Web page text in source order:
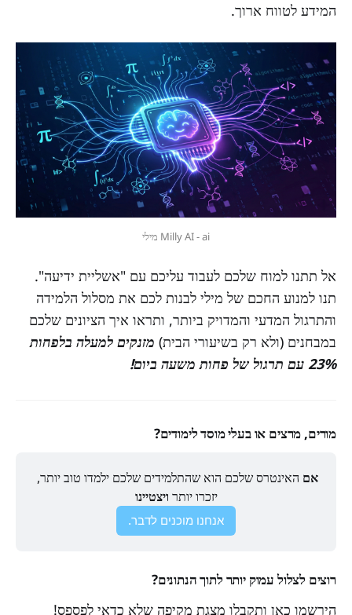
המידע לטווח ארוך.
Milly AI - ai מילי
אל תתנו למוח שלכם לעבוד עליכם עם "אשליית ידיעה".
תנו למנוע החכם של מילי לבנות לכם את מסלול הלמידה
והתרגול המדעי והמדויק ביותר, ותראו איך הציונים שלכם
במבחנים (ולא רק בשיעורי הבית) מזנקים למעלה בלפחות
23% עם תרגול של פחות משעה ביום!
מורים, מרצים או בעלי מוסד לימודים?
אם
יזכרו יותר ויצטיינו
אנחנו מוכנים לדבר.
רוצים לצלול עמוק יותר לתוך הנתונים?
הירשמו כאן ותקבלו מצגת מקיפה שלא כדאי לפספס!